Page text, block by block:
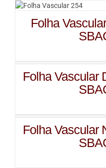
Folha
Folha Vascular
Folha Vascular